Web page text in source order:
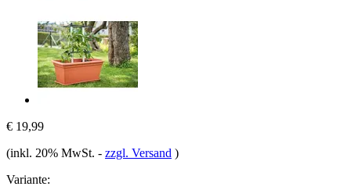
€ 19,99
(inkl. 20% MwSt. - zzgl. Versand )
Variante: